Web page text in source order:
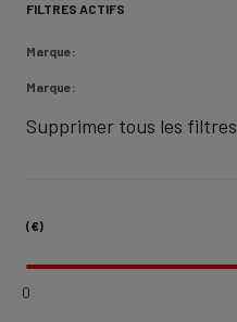
FILTRES ACTIFS
Marque:
Marque:
Supprimer tous les filtres
(€)
0